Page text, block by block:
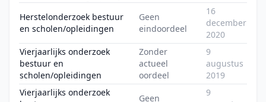
Herstelonderzoek bestuur
en scholen/opleidingen
Geen
eindoordeel
16
december
2020
Vierjaarlijks onderzoek
bestuur en
scholen/opleidingen
Zonder
actueel
oordeel
9
augustus
2019
Vierjaarlijks onderzoek
Geen
9